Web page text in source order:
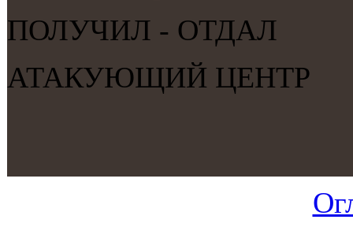
ПОЛУЧИЛ - ОТДАЛ
АТАКУЮЩИЙ ЦЕНТР